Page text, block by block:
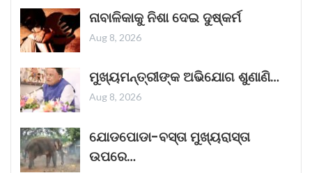
October 25, 2025
ଏଲଆଇସି ପଲିସିଧାରୀଙ୍କ ସଞ୍ଚୟକୁ ‘ବ୍ୟବସ୍ଥିତ
ଭାବରେ ଅପବ୍ୟବହାର’ କରାଯାଇଛି: ଜୟରାମ ରମେଶ
କଂଗ୍ରେସ ଶନିବାର (୨୫ ଅକ୍ଟୋବର, ୨୦୨୫)
ଅଭିଯୋଗ କରିଛି ଯେ ଜୀବନ ବୀମା ନିଗମ (ଏଲ୍ଆଇସି)ର
୩୦ କୋଟି ପଲିସିଧାରୀଙ୍କ ସଞ୍ଚୟକୁ ଆଦାନୀ
ଗୋଷ୍ଠୀକୁ ଲାଭ ଦେବା
ନାବାଳିକାକୁ ନିଶା ଦେଇ ଦୁଷ୍କର୍ମ
Aug 8, 2026
ମୁଖ୍ୟମନ୍ତ୍ରୀଙ୍କ ଅଭିଯୋଗ ଶୁଣାଣି…
Aug 8, 2026
ଯୋଡପୋଡା-ବସ୍ତା ମୁଖ୍ୟରାସ୍ତା
ଉପରେ…